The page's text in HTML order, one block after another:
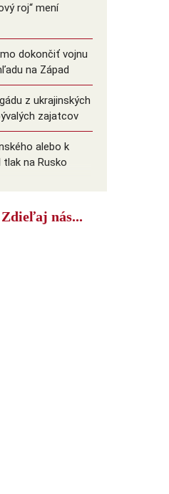
roj“ mení
dokončiť vojnu
na Západ
z ukrajinských
zajatcov
alebo k
na Rusko
nás...